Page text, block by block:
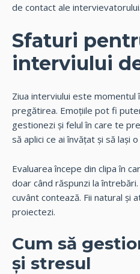
de contact ale intervievatorului.
Sfaturi
interviului
Ziua interviului este
pregătirea. Emoțiile pot fi
gestionezi și felul în care te
să aplici ce ai învățat și să lași
Evaluarea începe din clipa în
doar când răspunzi la
cuvânt contează. Fii natural și
proiectezi.
Cum să
și stresul